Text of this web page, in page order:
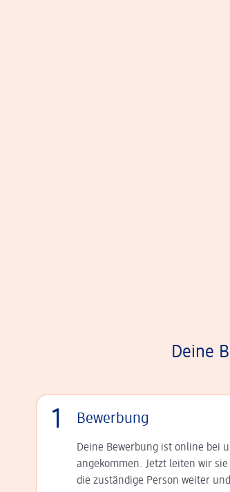
Deine
1 Bewerbung
Deine Bewerbung ist online bei
angekommen. Jetzt leiten wir sie
die zu­stän­dige Person weiter und